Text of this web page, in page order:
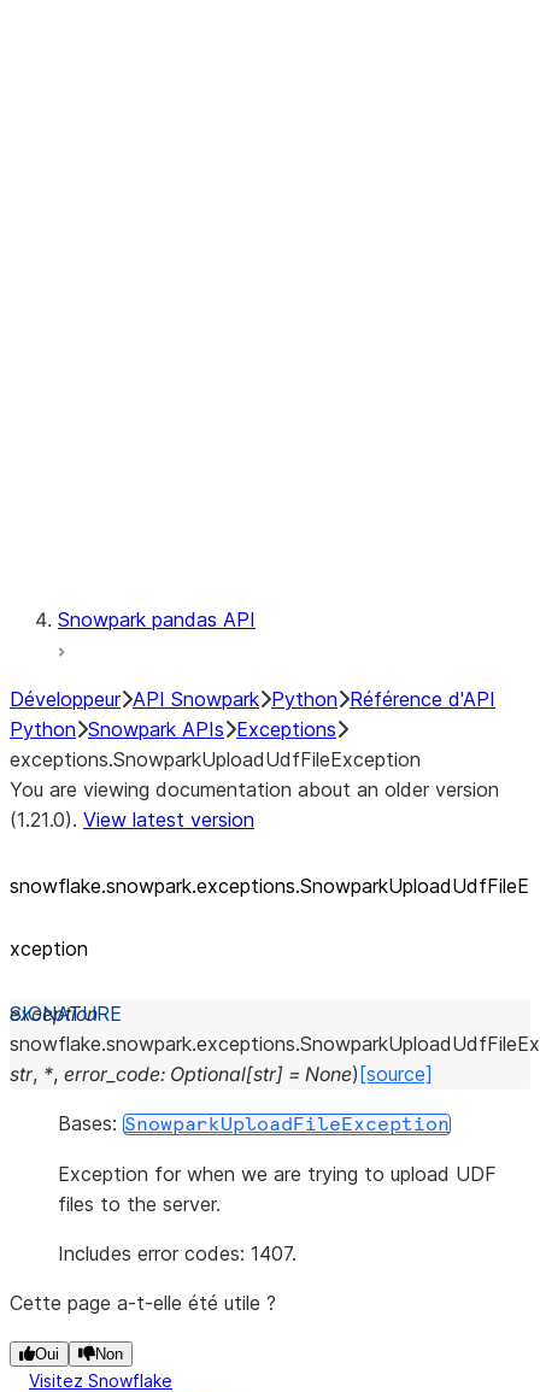
Snowpark pandas API
Développeur API Snowpark Python Référence d'API
Python Snowpark APIs Exceptions
exceptions.SnowparkUploadUdfFileException
You are viewing documentation about an older version
(1.21.0). View latest version
snowflake.snowpark.exceptions.SnowparkUploadUdfFileE
xception
exception
snowflake.snowpark.exceptions.
str, *, error_code: Optional[str] = None) [source]
Bases: SnowparkUploadFileException
Exception for when we are trying to upload UDF
files to the server.
Includes error codes: 1407.
Cette page a-t-elle été utile ?
Oui Non
Visitez Snowflake